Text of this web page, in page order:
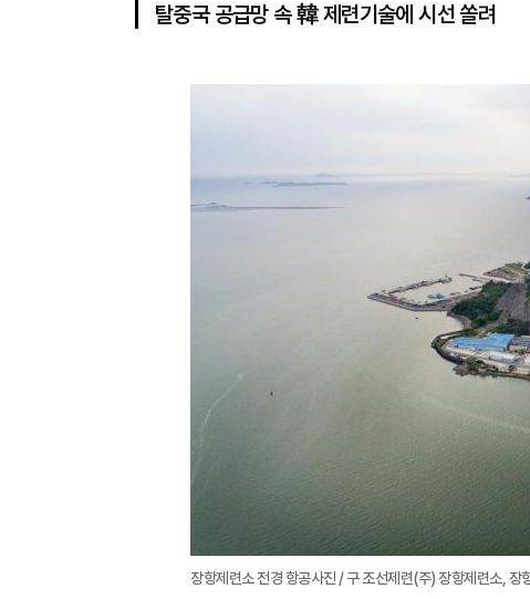
탈중국 공급망 속 韓 제련기술에 시선 쏠려
장항제련소 전경 항공사진 / 구 조선제련(주) 장항제련소,